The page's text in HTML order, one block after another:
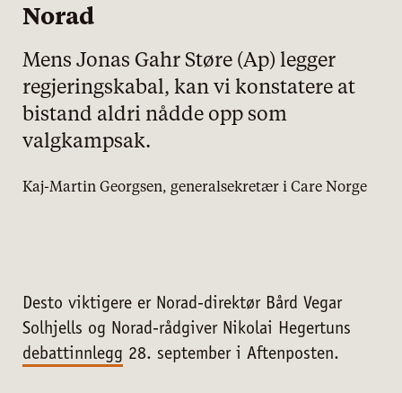
Norad
Mens Jonas Gahr Støre (Ap) legger
regjeringskabal, kan vi konstatere at
bistand aldri nådde opp som
valgkampsak.
Kaj-Martin Georgsen, generalsekretær i Care Norge
Desto viktigere er Norad-direktør Bård Vegar
Solhjells og Norad-rådgiver Nikolai Hegertuns
debattinnlegg 28. september i Aftenposten.